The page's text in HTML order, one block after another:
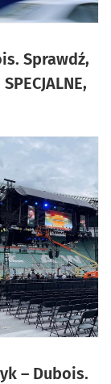
Sprawdź,
– Dubois.